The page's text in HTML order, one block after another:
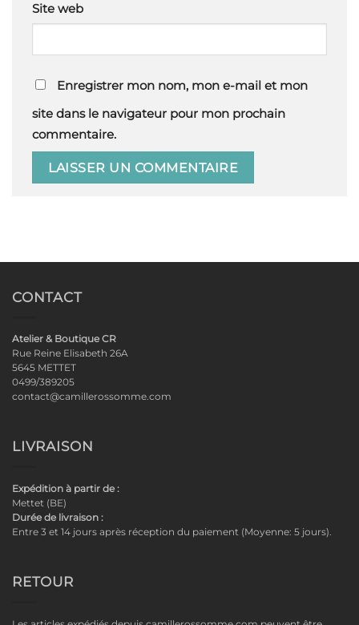
Site web
Enregistrer mon nom, mon e-mail et mon
site dans le navigateur pour mon prochain
commentaire.
CONTACT
Atelier & Boutique CR
Rue Reine Elisabeth 26A
5645 METTET
0499/389205
contact@camillerossomme.com
LIVRAISON
Expédition à partir de :
Mettet (BE)
Durée de livraison :
Entre 3 et 14 jours après réception du paiement (Moyenne: 5 jours).
RETOUR